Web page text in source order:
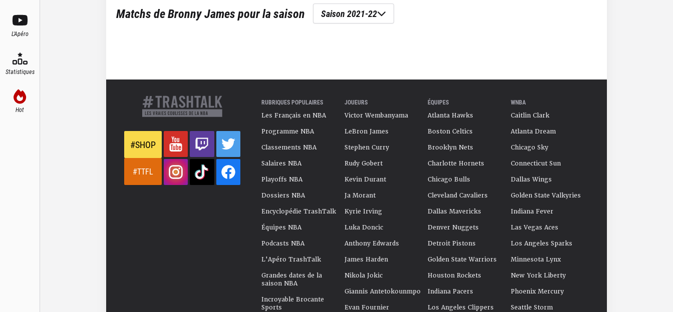
L'Apéro
Statistiques
Hot
Matchs deBronny Jamespour la saison Saison 2021-22
#SHOP
#TTFL
RUBRIQUES POPULAIRES
Les Français en NBA
Programme NBA
Classements NBA
Salaires NBA
Playoffs NBA
Dossiers NBA
Encyclopédie TrashTalk
Équipes NBA
Podcasts NBA
L'Apéro TrashTalk
Grandes dates de la
saison NBA
Incroyable Brocante
Sports
JOUEURS
Victor Wembanyama
LeBron James
Stephen Curry
Rudy Gobert
Kevin Durant
Ja Morant
Kyrie Irving
Luka Doncic
Anthony Edwards
James Harden
Nikola Jokic
Giannis Antetokounmpo
Evan Fournier
ÉQUIPES
Atlanta Hawks
Boston Celtics
Brooklyn Nets
Charlotte Hornets
Chicago Bulls
Cleveland Cavaliers
Dallas Mavericks
Denver Nuggets
Detroit Pistons
Golden State Warriors
Houston Rockets
Indiana Pacers
Los Angeles Clippers
WNBA
Caitlin Clark
Atlanta Dream
Chicago Sky
Connecticut Sun
Dallas Wings
Golden State Valkyries
Indiana Fever
Las Vegas Aces
Los Angeles Sparks
Minnesota Lynx
New York Liberty
Phoenix Mercury
Seattle Storm